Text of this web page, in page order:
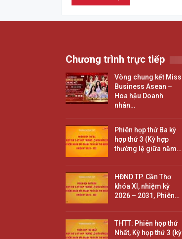
Chương trình trực tiếp
Vòng chung kết Miss
Business Asean –
Hoa hậu Doanh
nhân…
Phiên họp thứ Ba kỳ
hợp thứ 3 (Kỳ hợp
thường lệ giữa năm…
HĐND TP. Cần Thơ
khóa XI, nhiệm kỳ
2026 – 2031, Phiên…
THTT: Phiên họp thứ
Nhất, Kỳ họp thứ 3 (kỳ